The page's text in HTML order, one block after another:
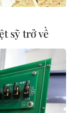
sỹ trở về